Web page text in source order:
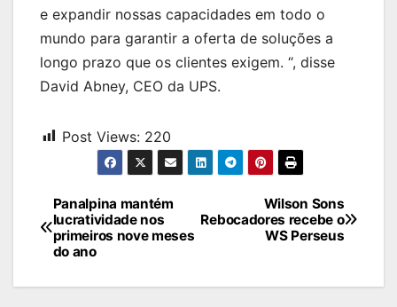
e expandir nossas capacidades em todo o
mundo para garantir a oferta de soluções a
longo prazo que os clientes exigem. “, disse
David Abney, CEO da UPS.
Post Views: 220
Navegação
de
Post
Wilson Sons
Rebocadores recebe o
WS Perseus
Panalpina mantém
lucratividade nos
primeiros nove meses
do ano